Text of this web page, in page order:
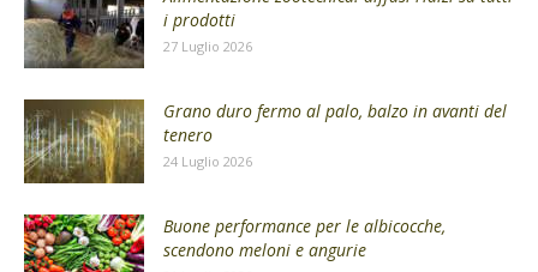
i prodotti
27 Luglio 2026
Grano duro fermo al palo, balzo in avanti del
tenero
24 Luglio 2026
Buone performance per le albicocche,
scendono meloni e angurie